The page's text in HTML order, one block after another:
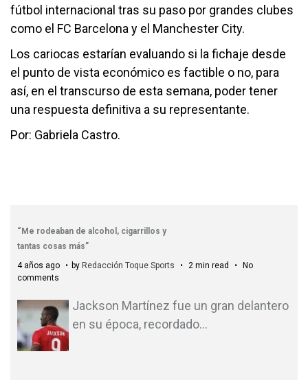
fútbol internacional tras su paso por grandes clubes
como el FC Barcelona y el Manchester City.
Los cariocas estarían evaluando si la fichaje desde
el punto de vista económico es factible o no, para
así, en el transcurso de esta semana, poder tener
una respuesta definitiva a su representante.
Por: Gabriela Castro.
“Me rodeaban de alcohol, cigarrillos y
tantas cosas más”
4 años ago
by Redacción Toque Sports 2 min read
No
comments
Jackson Martínez fue un gran delantero
en su época, recordado…